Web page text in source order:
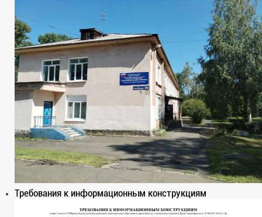
Требования к информационным конструкциям